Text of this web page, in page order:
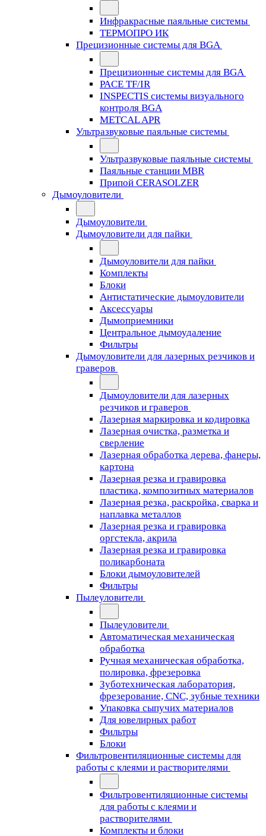
Инфракрасные паяльные системы
ТЕРМОПРО ИК
Прецизионные системы для BGA
Прецизионные системы для BGA
PACE TF/IR
INSPECTIS системы визуального
контроля BGA
METCAL APR
Ультразвуковые паяльные системы
Ультразвуковые паяльные системы
Паяльные станции MBR
Припой CERASOLZER
Дымоуловители
Дымоуловители
Дымоуловители для пайки
Дымоуловители для пайки
Комплекты
Блоки
Антистатические дымоуловители
Аксессуары
Дымоприемники
Центральное дымоудаление
Фильтры
Дымоуловители для лазерных резчиков и
граверов
Дымоуловители для лазерных
резчиков и граверов
Лазерная маркировка и кодировка
Лазерная очистка, разметка и
сверление
Лазерная обработка дерева, фанеры,
картона
Лазерная резка и гравировка
пластика, композитных материалов
Лазерная резка, раскройка, сварка и
наплавка металлов
Лазерная резка и гравировка
оргстекла, акрила
Лазерная резка и гравировка
поликарбоната
Блоки дымоуловителей
Фильтры
Пылеуловители
Пылеуловители
Автоматическая механическая
обработка
Ручная механическая обработка,
полировка, фрезеровка
Зуботехническая лаборатория,
фрезерование, CNC, зубные техники
Упаковка сыпучих материалов
Для ювелирных работ
Фильтры
Блоки
Фильтровентиляционные системы для
работы с клеями и растворителями
Фильтровентиляционные системы
для работы с клеями и
растворителями
Комплекты и блоки